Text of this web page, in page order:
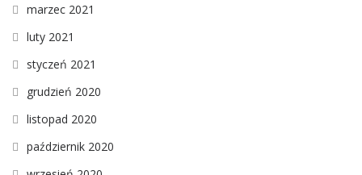
marzec 2021
luty 2021
styczeń 2021
grudzień 2020
listopad 2020
październik 2020